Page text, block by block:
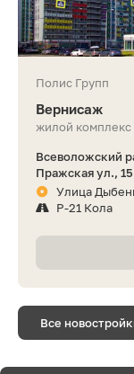
Полис Групп
Вернисаж
жилой комплекс
Всеволожский
Пражская ул., 15
Улица
Р-21 Кола
Все